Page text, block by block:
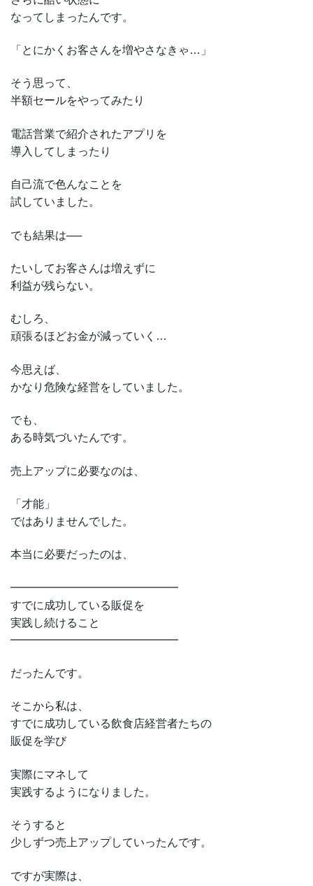
なってしまったんです。
「とにかくお客さんを増やさなきゃ…」
そう思って、
半額セールをやってみたり
電話営業で紹介されたアプリを
導入してしまったり
自己流で色んなことを
試していました。
でも結果は──
たいしてお客さんは増えずに
利益が残らない。
むしろ、
頑張るほどお金が減っていく…
今思えば、
かなり危険な経営をしていました。
でも、
ある時気づいたんです。
売上アップに必要なのは、
「才能」
ではありませんでした。
本当に必要だったのは、
━━━━━━━━━━━━━━━
すでに成功している販促を
実践し続けること
━━━━━━━━━━━━━━━
だったんです。
そこから私は、
すでに成功している飲食店経営者たちの
販促を学び
実際にマネして
実践するようになりました。
そうすると
少しずつ売上アップしていったんです。
ですが実際は、